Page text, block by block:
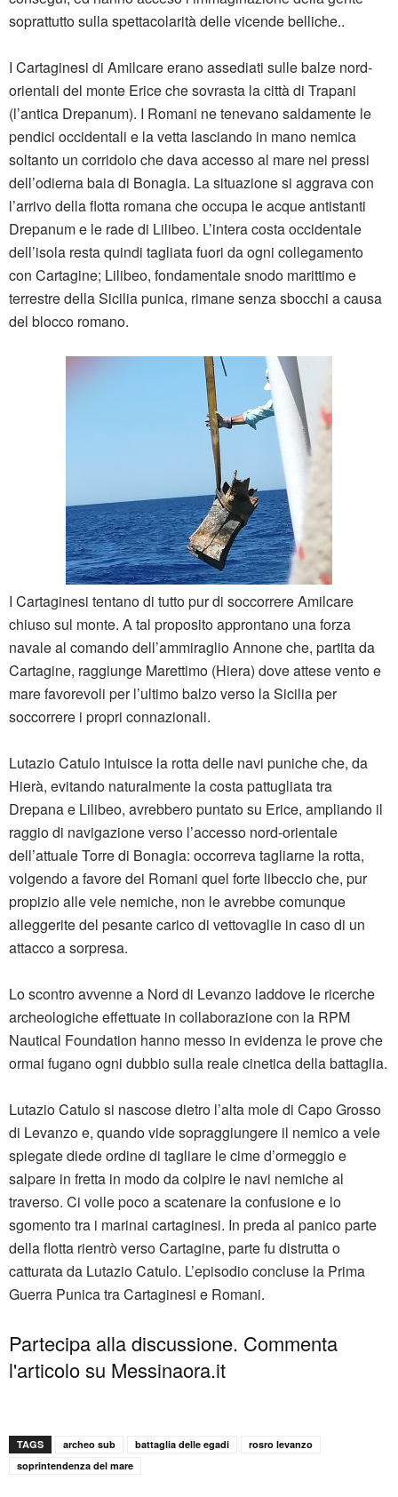
soprattutto sulla spettacolarità delle vicende belliche..
I Cartaginesi di Amilcare erano assediati sulle balze nord-
orientali del monte Erice che sovrasta la città di Trapani
(l’antica Drepanum). I Romani ne tenevano saldamente le
pendici occidentali e la vetta lasciando in mano nemica
soltanto un corridoio che dava accesso al mare nei pressi
dell’odierna baia di Bonagia. La situazione si aggrava con
l’arrivo della flotta romana che occupa le acque antistanti
Drepanum e le rade di Lilibeo. L’intera costa occidentale
dell’isola resta quindi tagliata fuori da ogni collegamento
con Cartagine; Lilibeo, fondamentale snodo marittimo e
terrestre della Sicilia punica, rimane senza sbocchi a causa
del blocco romano.
I Cartaginesi tentano di tutto pur di soccorrere Amilcare
chiuso sul monte. A tal proposito approntano una forza
navale al comando dell’ammiraglio Annone che, partita da
Cartagine, raggiunge Marettimo (Hiera) dove attese vento e
mare favorevoli per l’ultimo balzo verso la Sicilia per
soccorrere i propri connazionali.
Lutazio Catulo intuisce la rotta delle navi puniche che, da
Hierà, evitando naturalmente la costa pattugliata tra
Drepana e Lilibeo, avrebbero puntato su Erice, ampliando il
raggio di navigazione verso l’accesso nord-orientale
dell’attuale Torre di Bonagia: occorreva tagliarne la rotta,
volgendo a favore dei Romani quel forte libeccio che, pur
propizio alle vele nemiche, non le avrebbe comunque
alleggerite del pesante carico di vettovaglie in caso di un
attacco a sorpresa.
Lo scontro avvenne a Nord di Levanzo laddove le ricerche
archeologiche effettuate in collaborazione con la RPM
Nautical Foundation hanno messo in evidenza le prove che
ormai fugano ogni dubbio sulla reale cinetica della battaglia.
Lutazio Catulo si nascose dietro l’alta mole di Capo Grosso
di Levanzo e, quando vide sopraggiungere il nemico a vele
spiegate diede ordine di tagliare le cime d’ormeggio e
salpare in fretta in modo da colpire le navi nemiche al
traverso. Ci volle poco a scatenare la confusione e lo
sgomento tra i marinai cartaginesi. In preda al panico parte
della flotta rientrò verso Cartagine, parte fu distrutta o
catturata da Lutazio Catulo. L’episodio concluse la Prima
Guerra Punica tra Cartaginesi e Romani.
Partecipa alla discussione. Commenta
l'articolo su Messinaora.it
TAGS archeo sub battaglia delle egadi
rosro levanzo
soprintendenza del mare